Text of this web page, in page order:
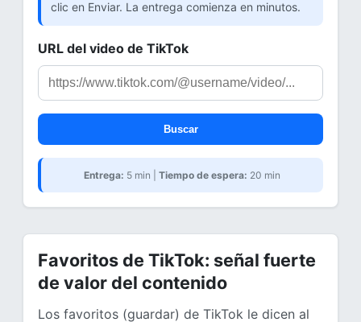
clic en Enviar. La entrega comienza en minutos.
URL del video de TikTok
Buscar
Entrega: 5 min | Tiempo de espera: 20 min
Favoritos de TikTok: señal fuerte
de valor del contenido
Los favoritos (guardar) de TikTok le dicen al